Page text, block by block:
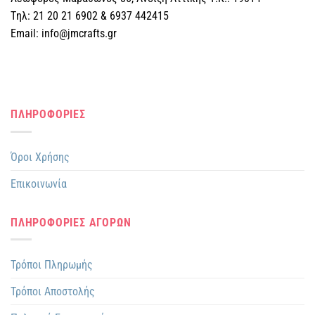
του
προϊόντος
του
Tηλ: 21 20 21 6902 & 6937 442415
Email: info@jmcrafts.gr
ΠΛΗΡΟΦΟΡΙΕΣ
Όροι Χρήσης
Επικοινωνία
ΠΛΗΡΟΦΟΡΙΕΣ ΑΓΟΡΩΝ
Τρόποι Πληρωμής
Τρόποι Αποστολής